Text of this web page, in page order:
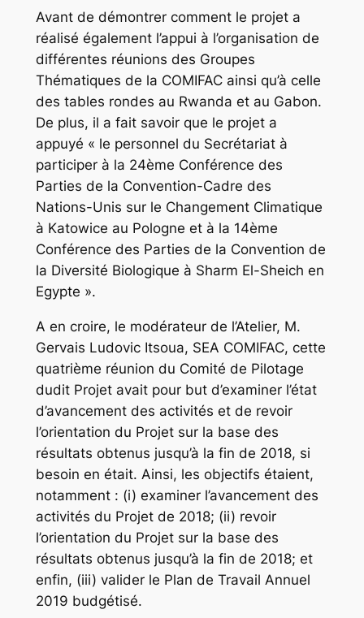
Avant de démontrer comment le projet a
réalisé également l’appui à l’organisation de
différentes réunions des Groupes
Thématiques de la COMIFAC ainsi qu’à celle
des tables rondes au Rwanda et au Gabon.
De plus, il a fait savoir que le projet a
appuyé « le personnel du Secrétariat à
participer à la 24ème Conférence des
Parties de la Convention-Cadre des
Nations-Unis sur le Changement Climatique
à Katowice au Pologne et à la 14ème
Conférence des Parties de la Convention de
la Diversité Biologique à Sharm El-Sheich en
Egypte ».
A en croire, le modérateur de l’Atelier, M.
Gervais Ludovic Itsoua, SEA COMIFAC, cette
quatrième réunion du Comité de Pilotage
dudit Projet avait pour but d’examiner l’état
d’avancement des activités et de revoir
l’orientation du Projet sur la base des
résultats obtenus jusqu’à la fin de 2018, si
besoin en était. Ainsi, les objectifs étaient,
notamment : (i) examiner l’avancement des
activités du Projet de 2018; (ii) revoir
l’orientation du Projet sur la base des
résultats obtenus jusqu’à la fin de 2018; et
enfin, (iii) valider le Plan de Travail Annuel
2019 budgétisé.